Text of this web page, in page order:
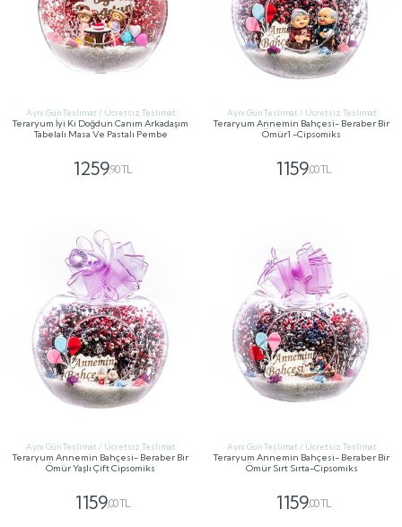
Aynı Gün Teslimat / Ücretsiz Teslimat
Teraryum İyi Ki Doğdun Canım Arkadaşım
Tabelalı Masa Ve Pastalı Pembe
1259,90 TL
Aynı Gün Teslimat / Ücretsiz Teslimat
Teraryum Annemin Bahçesi- Beraber Bir
Ömür1 -Cipsomiks
1159,00 TL
Aynı Gün Teslimat / Ücretsiz Teslimat
Teraryum Annemin Bahçesi- Beraber Bir
Ömür Yaşlı Çift Cipsomiks
1159,00 TL
Aynı Gün Teslimat / Ücretsiz Teslimat
Teraryum Annemin Bahçesi- Beraber Bir
Ömür Sırt Sırta-Cipsomiks
1159,00 TL